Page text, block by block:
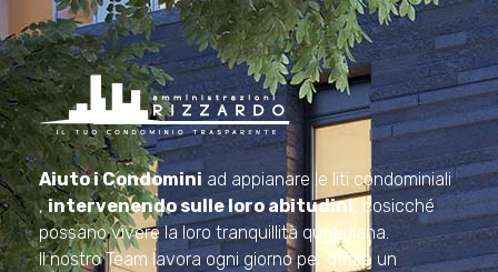
Amministrazioni Rizzardo
Il tuo condominio trasparente
Aiuto i Condominiad appianare le liti condominiali
,intervenendo sulle loro abitudini, cosicché
possano vivere la loro tranquillità quotidiana.
Il nostro Team lavora ogni giorno per offrire un